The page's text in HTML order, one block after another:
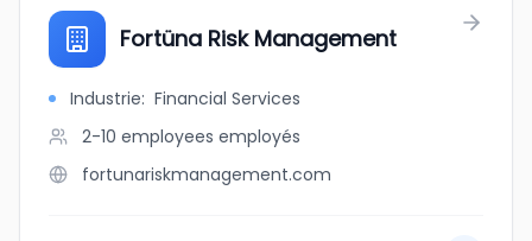
Fortüna Risk Management
Industrie: Financial Services
2-10 employees employés
fortunariskmanagement.com